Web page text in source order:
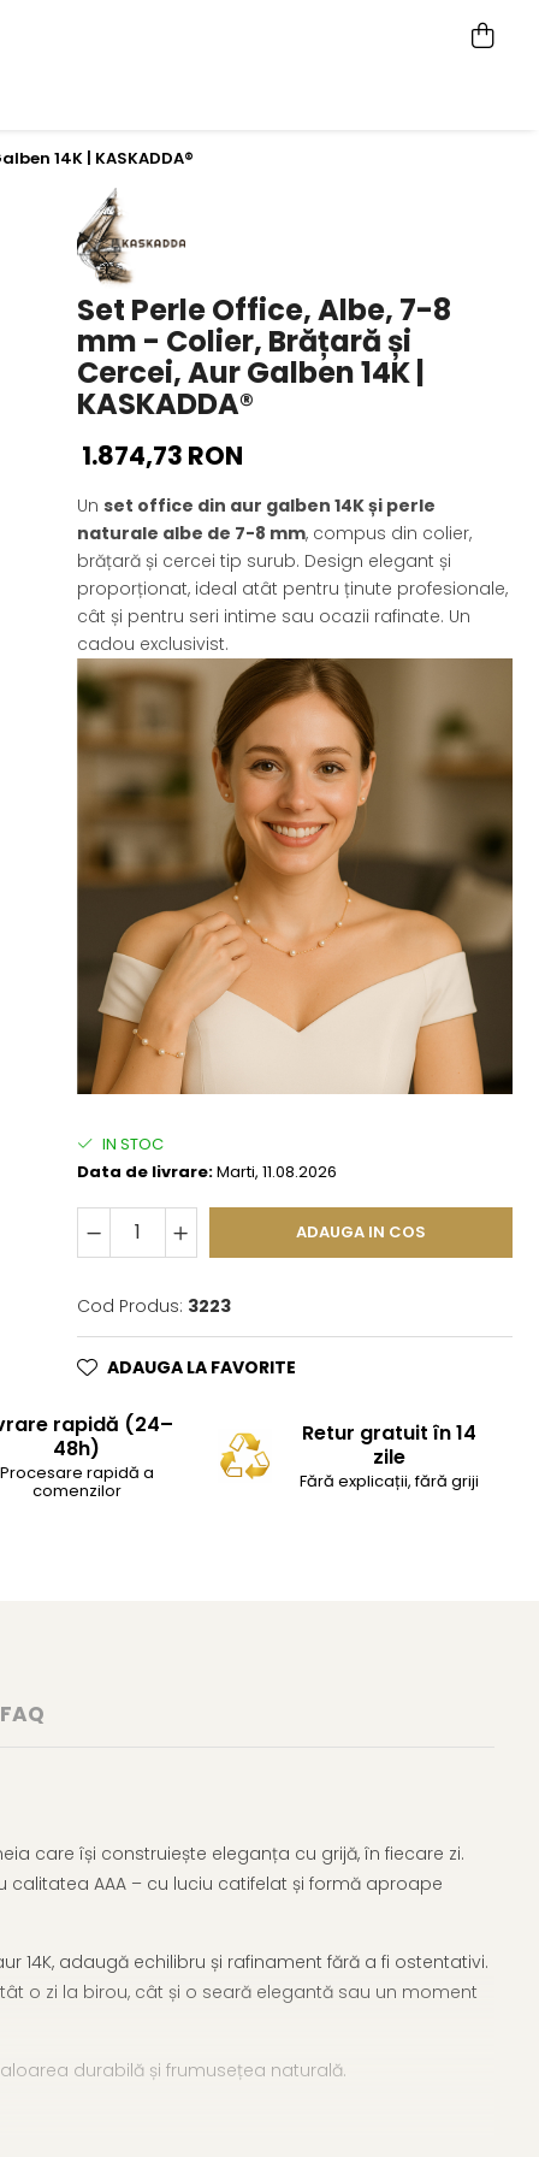
14K | KASKADDA®
Set Perle Office, Albe, 7-8
mm - Colier, Brățară și
Cercei, Aur Galben 14K |
KASKADDA®
1.874,73 RON
Unset office din aur galben 14K și perle
naturale albe de 7-8 mm, compus din colier,
brățară și cercei tip surub. Design elegant și
proporționat, ideal atât pentru ținute profesionale,
cât și pentru seri intime sau ocazii rafinate. Un
cadou exclusivist.
IN STOC
Data de livrare:Marti, 11.08.2026
ADAUGA IN COS
Cod Produs: 3223
ADAUGA LA FAVORITE
rapidă (24–
48h)
Procesare rapidă a
comenzilor
Retur gratuit în 14
zile
Fără explicații, fără griji
FAQ
care își construiește eleganța cu grijă, în fiecare zi.
calitatea AAA – cu luciu catifelat și formă aproape
14K, adaugă echilibru și rafinament fără a fi ostentativi.
o zi la birou, cât și o seară elegantă sau un moment
durabilă și frumusețea naturală.